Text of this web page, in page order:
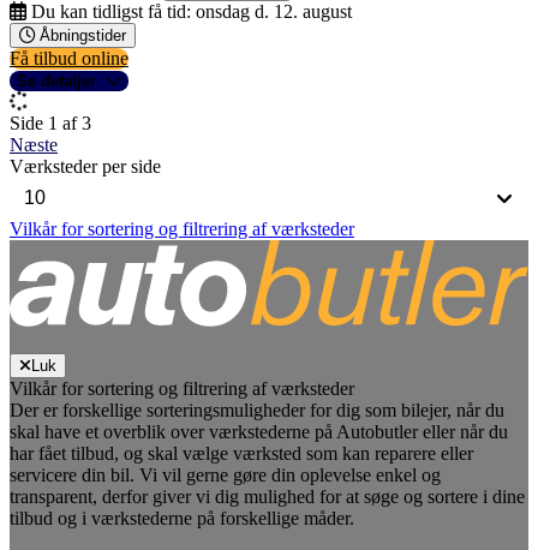
Du kan tidligst få tid: onsdag d. 12. august
Åbningstider
Få tilbud online
Se detaljer
Side 1 af 3
Næste
Værksteder per side
Vilkår for sortering og filtrering af værksteder
Luk
Vilkår for sortering og filtrering af værksteder
Der er forskellige sorteringsmuligheder for dig som bilejer, når du
skal have et overblik over værkstederne på Autobutler eller når du
har fået tilbud, og skal vælge værksted som kan reparere eller
servicere din bil. Vi vil gerne gøre din oplevelse enkel og
transparent, derfor giver vi dig mulighed for at søge og sortere i dine
tilbud og i værkstederne på forskellige måder.